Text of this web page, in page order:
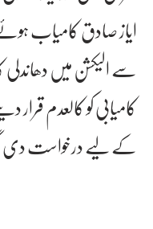
ایاز صادق کامیاب
سے الیکشن میں
کامیابی کو کالعدم قرار
کے لیے درخواست دی